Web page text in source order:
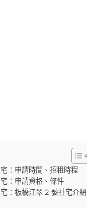
：申請時間、招租時程
：申請資格、條件
：板橋江翠 2 號社宅介紹